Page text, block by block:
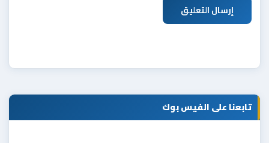
إرسال التعليق
تابعنا على الفيس بوك